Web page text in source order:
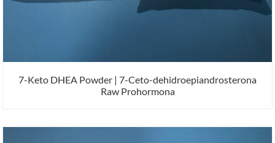
7-Keto DHEA Powder | 7-Ceto-dehidroepiandrosterona
Raw Prohormona